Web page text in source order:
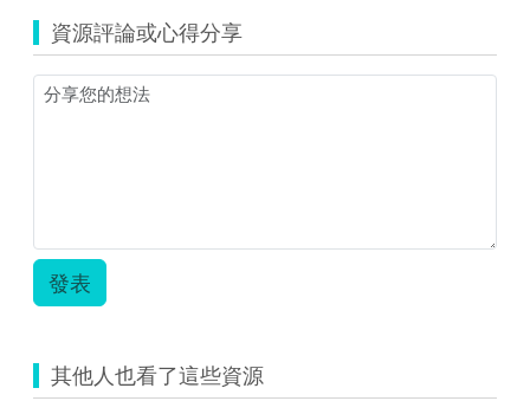
案
資源評論或心得分享
發表
其他人也看了這些資源